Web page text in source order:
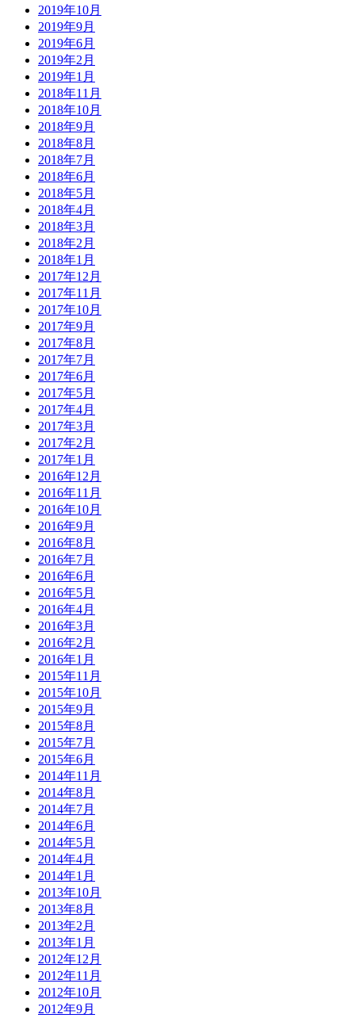
2019年10月
2019年9月
2019年6月
2019年2月
2019年1月
2018年11月
2018年10月
2018年9月
2018年8月
2018年7月
2018年6月
2018年5月
2018年4月
2018年3月
2018年2月
2018年1月
2017年12月
2017年11月
2017年10月
2017年9月
2017年8月
2017年7月
2017年6月
2017年5月
2017年4月
2017年3月
2017年2月
2017年1月
2016年12月
2016年11月
2016年10月
2016年9月
2016年8月
2016年7月
2016年6月
2016年5月
2016年4月
2016年3月
2016年2月
2016年1月
2015年11月
2015年10月
2015年9月
2015年8月
2015年7月
2015年6月
2014年11月
2014年8月
2014年7月
2014年6月
2014年5月
2014年4月
2014年1月
2013年10月
2013年8月
2013年2月
2013年1月
2012年12月
2012年11月
2012年10月
2012年9月